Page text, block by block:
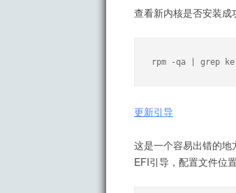
查看新内核是否安装成
rpm -qa | grep
更新引导
这是一个容易出错的
EFI引导，配置文件位置